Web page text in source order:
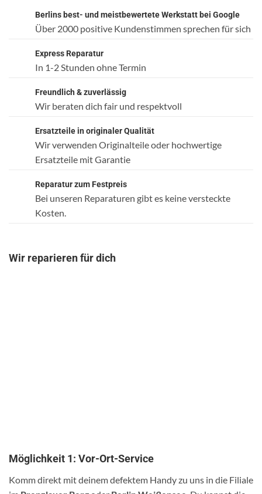
Berlins best- und meistbewertete Werkstatt bei Google
Über 2000 positive Kundenstimmen sprechen für sich
Express Reparatur
In 1-2 Stunden ohne Termin
Freundlich & zuverlässig
Wir beraten dich fair und respektvoll
Ersatzteile in originaler Qualität
Wir verwenden Originalteile oder hochwertige
Ersatzteile mit Garantie
Reparatur zum Festpreis
Bei unseren Reparaturen gibt es keine versteckte
Kosten.
Wir reparieren für dich
Möglichkeit 1: Vor-Ort-Service
Komm direkt mit deinem defektem Handy zu uns in die Filiale